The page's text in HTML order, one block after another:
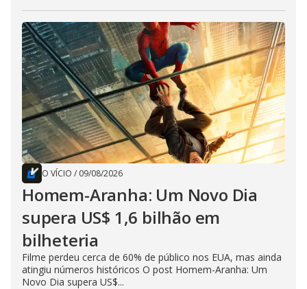
O VÍCIO / 09/08/2026
Homem-Aranha: Um Novo Dia
supera US$ 1,6 bilhão em
bilheteria
Filme perdeu cerca de 60% de público nos EUA, mas ainda
atingiu números históricos O post Homem-Aranha: Um
Novo Dia supera US$...